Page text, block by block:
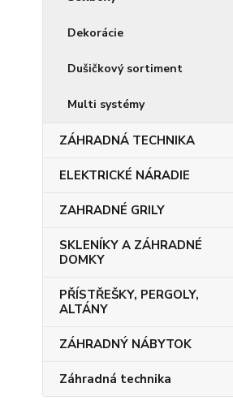
Dekorácie
Dušičkový sortiment
Multi systémy
ZÁHRADNÁ TECHNIKA
ELEKTRICKÉ NÁRADIE
ZAHRADNÉ GRILY
SKLENÍKY A ZÁHRADNÉ
DOMKY
PŘÍSTŘEŠKY, PERGOLY,
ALTÁNY
ZÁHRADNÝ NÁBYTOK
Záhradná technika